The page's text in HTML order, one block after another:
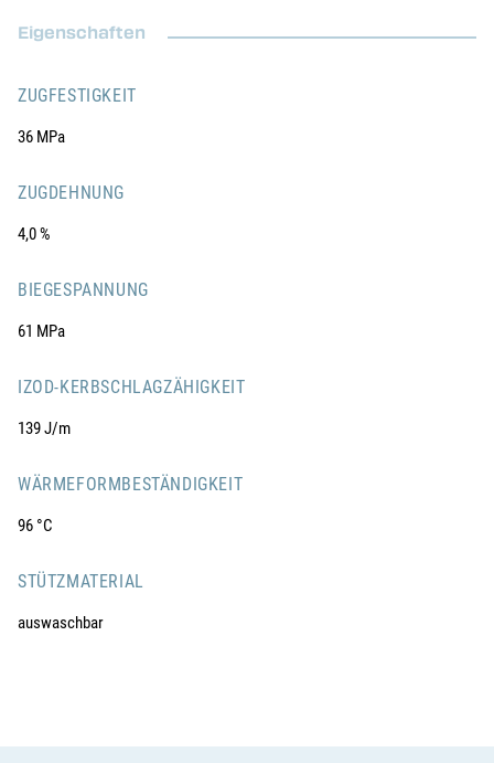
Eigenschaften
ZUGFESTIGKEIT
36 MPa
ZUGDEHNUNG
4,0 %
BIEGESPANNUNG
61 MPa
IZOD-KERBSCHLAGZÄHIGKEIT
139 J/m
WÄRMEFORMBESTÄNDIGKEIT
96 °C
STÜTZMATERIAL
auswaschbar